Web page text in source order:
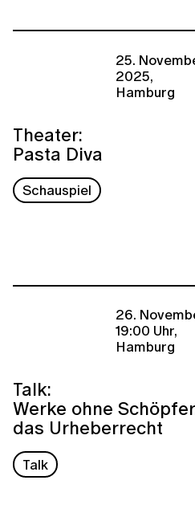
25.
2025,
Hamburg
Theater:
Pasta Diva
Schauspiel
26.
19:00 Uhr,
Hamburg
Talk:
Werke ohne
das Urheberrecht
Talk